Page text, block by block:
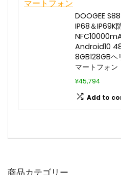
DOOGEE
IP68＆IP69K
Android10
8GB128GB
マートフォン
¥45,794
Add to